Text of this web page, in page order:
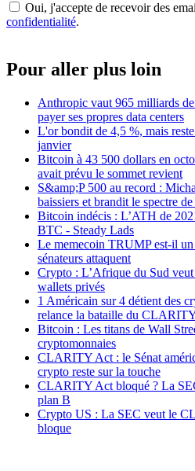
Oui, j'accepte de recevoir des
confidentialité.
Pour aller plus loin
Anthropic vaut 965 milliards
payer ses propres data centers
L'or bondit de 4,5 %, mais
janvier
Bitcoin à 43 500 dollars en
avait prévu le sommet revient
S&amp;P 500 au record :
baissiers et brandit le spectre
Bitcoin indécis : L’ATH de
BTC - Steady Lads
Le memecoin TRUMP est-il
sénateurs attaquent
Crypto : L’Afrique du Sud
wallets privés
1 Américain sur 4 détient des
relance la bataille du
Bitcoin : Les titans de Wall
cryptomonnaies
CLARITY Act : le Sénat
crypto reste sur la touche
CLARITY Act bloqué ? La
plan B
Crypto US : La SEC veut le
bloque